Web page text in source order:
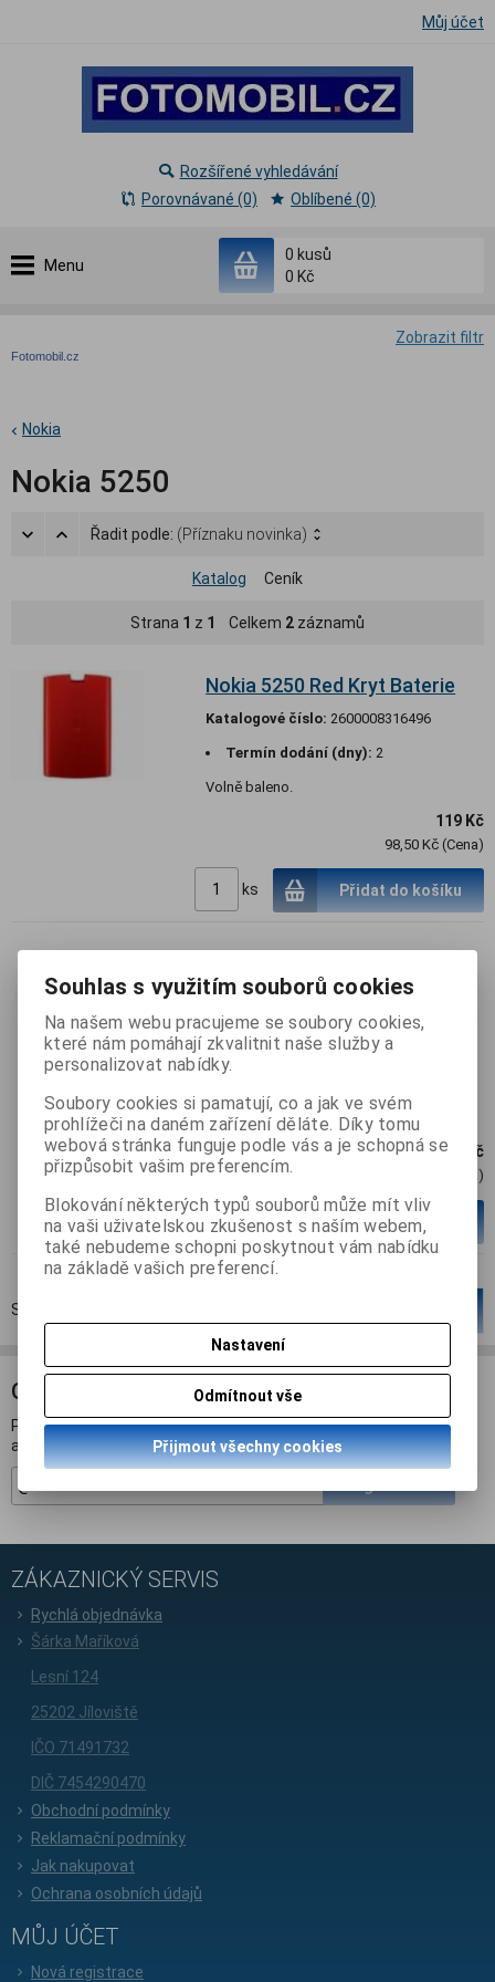
Můj účet
Menu
0 kusů
0 Kč
Rozšířené vyhledávání
Porovnávané (0)
Oblíbené (0)
Zobrazit filtr
Fotomobil.cz
Nokia
Nokia 5250
Řadit podle: (Příznaku novinka)
Katalog Ceník
Strana 1 z 1 Celkem 2 záznamů
Nokia 5250 Red Kryt Baterie
Katalogové číslo: 2600008316496
Termín dodání (dny): 2
Volně baleno.
119 Kč
98,50 Kč (Cena)
ks Přidat do košíku
Nokia 5250 Red Střední Díl
Katalogové číslo: 2600008316465
Termín dodání (dny):2
289 Kč
239 Kč (Cena)
ks Přidat do košíku
Strana
ODBĚR NOVINEK
Přihlašte se k odběru novinek a buďte informováni o novinkách,
akcích a soutěžích.
ZÁKAZNICKÝ SERVIS
Rychlá objednávka
Šárka Maříková
Lesní 124
25202 Jíloviště
IČO 71491732
DIČ 7454290470
Obchodní podmínky
Reklamační podmínky
Jak nakupovat
Ochrana osobních údajů
MŮJ ÚČET
Nová registrace
Souhlas s využitím souborů cookies
Na našem webu pracujeme se soubory cookies,
které nám pomáhají zkvalitnit naše služby a
personalizovat nabídky.
Soubory cookies si pamatují, co a jak ve svém
prohlížeči na daném zařízení děláte. Díky tomu
webová stránka funguje podle vás a je schopná se
přizpůsobit vašim preferencím.
Blokování některých typů souborů může mít vliv
na vaši uživatelskou zkušenost s naším webem,
také nebudeme schopni poskytnout vám nabídku
na základě vašich preferencí.
Nastavení
Odmítnout vše
Přijmout všechny cookies